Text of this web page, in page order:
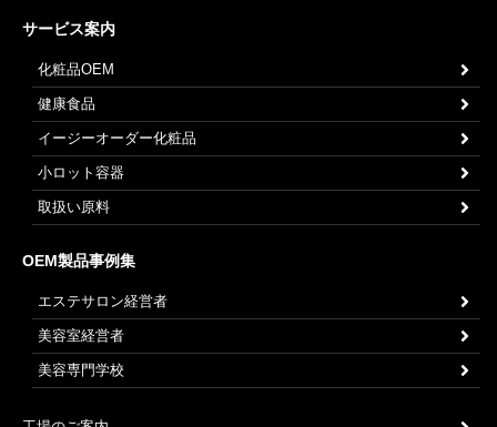
サービス案内
化粧品OEM
健康食品
イージーオーダー化粧品
小ロット容器
取扱い原料
OEM製品事例集
エステサロン経営者
美容室経営者
美容専門学校